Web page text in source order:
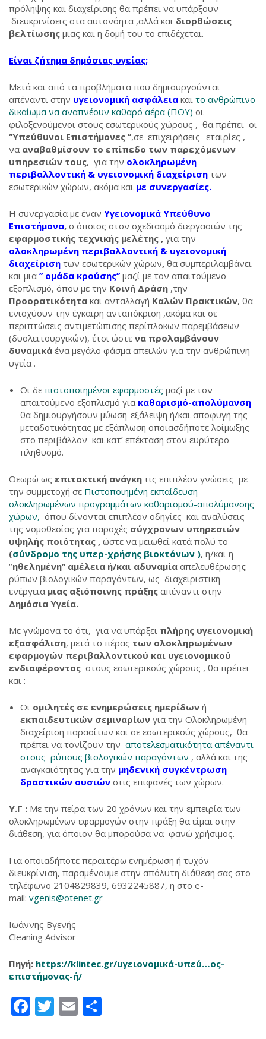
πρόληψης και διαχείρισης θα πρέπει να υπάρξουν
διευκρινίσεις στα αυτονόητα ,αλλά και διορθώσεις
βελτίωσης μιας και η δομή του το επιδέχεται.
Είναι ζήτημα δημόσιας υγείας;
Μετά και από τα προβλήματα που δημιουργούνται
απέναντι στην υγειονομική ασφάλεια και το ανθρώπινο
δικαίωμα να αναπνέουν καθαρό αέρα (ΠΟΥ) οι
φιλοξενούμενοι στους εσωτερικούς χώρους , θα πρέπει οι
‘’Υπεύθυνοι Επιστήμονες ’’,σε επιχειρήσεις- εταιρίες ,
να αναβαθμίσουν το επίπεδο των παρεχόμενων
υπηρεσιών τους, για την ολοκληρωμένη
περιβαλλοντική & υγειονομική διαχείριση των
εσωτερικών χώρων, ακόμα και με συνεργασίες.
Η συνεργασία με έναν Υγειονομικά Υπεύθυνο
Επιστήμονα, ο όποιος στον σχεδιασμό διεργασιών της
εφαρμοστικής τεχνικής μελέτης , για την
ολοκληρωμένη περιβαλλοντική & υγειονομική
διαχείριση των εσωτερικών χώρων, θα συμπεριλαμβάνει
και μια ’’ ομάδα κρούσης’’ μαζί με τον απαιτούμενο
εξοπλισμό, όπου με την Κοινή Δράση ,την
Προορατικότητα και ανταλλαγή Καλών Πρακτικών, θα
ενισχύουν την έγκαιρη ανταπόκριση ,ακόμα και σε
περιπτώσεις αντιμετώπισης περίπλοκων παρεμβάσεων
(δυσλειτουργικών), έτσι ώστε να προλαμβάνουν
δυναμικά ένα μεγάλο φάσμα απειλών για την ανθρώπινη
υγεία .
Οι δε πιστοποιημένοι εφαρμοστές μαζί με τον
απαιτούμενο εξοπλισμό για καθαρισμό-απολύμανση
θα δημιουργήσουν μύωση-εξάλειψη ή/και αποφυγή της
μεταδοτικότητας με εξάπλωση οποιασδήποτε λοίμωξης
στο περιβάλλον και κατ’ επέκταση στον ευρύτερο
πληθυσμό.
Θεωρώ ως επιτακτική ανάγκη τις επιπλέον γνώσεις με
την συμμετοχή σε Πιστοποιημένη εκπαίδευση
ολοκληρωμένων προγραμμάτων καθαρισμού-απολύμανσης
χώρων, όπου δίνονται επιπλέον οδηγίες και αναλύσεις
της νομοθεσίας για παροχές σύγχρονων υπηρεσιών
υψηλής ποιότητας , ώστε να μειωθεί κατά πολύ το
(σύνδρομο της υπερ-χρήσης βιοκτόνων ), η/και η
‘’ηθελημένη’’ αμέλεια ή/και αδυναμία απελευθέρωσης
ρύπων βιολογικών παραγόντων, ως διαχειριστική
ενέργεια μιας αξιόποινης πράξης απέναντι στην
Δημόσια Υγεία.
Με γνώμονα το ότι, για να υπάρξει πλήρης υγειονομική
εξασφάλιση, μετά το πέρας των ολοκληρωμένων
εφαρμογών περιβαλλοντικού και υγειονομικού
ενδιαφέροντος στους εσωτερικούς χώρους , θα πρέπει
και :
Οι ομιλητές σε ενημερώσεις ημερίδων ή
εκπαιδευτικών σεμιναρίων για την Ολοκληρωμένη
διαχείριση παρασίτων και σε εσωτερικούς χώρους, θα
πρέπει να τονίζουν την αποτελεσματικότητα απέναντι
στους ρύπους βιολογικών παραγόντων , αλλά και της
αναγκαιότητας για την μηδενική συγκέντρωση
δραστικών ουσιών στις επιφανές των χώρων.
Υ.Γ : Με την πείρα των 20 χρόνων και την εμπειρία των
ολοκληρωμένων εφαρμογών στην πράξη θα είμαι στην
διάθεση, για όποιον θα μπορούσα να φανώ χρήσιμος.
Για οποιαδήποτε περαιτέρω ενημέρωση ή τυχόν
διευκρίνιση, παραμένουμε στην απόλυτη διάθεσή σας στο
τηλέφωνο 2104829839, 6932245887, η στο e-
mail: vgenis@otenet.gr
Ιωάννης Βγενής
Cleaning Advisor
Πηγή: https://klintec.gr/υγειονομικά-υπεύ…ος-
επιστήμονας-ή/
Facebook
Twitter
Email